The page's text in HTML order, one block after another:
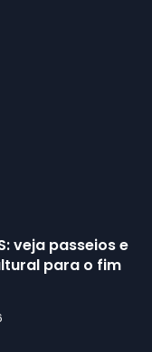
veja passeios e
para o fim